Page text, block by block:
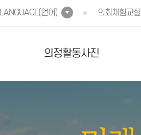
LANGUAGE(언어) 의회체험교실
의정활동사진